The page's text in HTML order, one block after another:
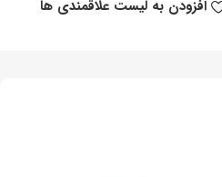
افزودن به لیست علاقمندی ها